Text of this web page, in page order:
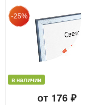
в наличии
от 176 ₽